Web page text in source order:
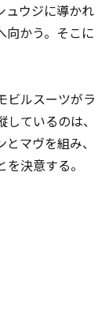
ュウジに導かれ
向かう。そこに
ビルスーツがラ
ているのは、
マヴを組み、
決意する。